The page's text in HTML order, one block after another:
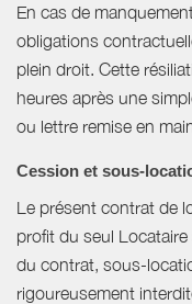
En cas de
obligations
plein droit. Cette
heures après une
ou lettre remise en
Cession et sous-
Le présent contrat de
profit du seul
du contrat, sous-
rigoureusement